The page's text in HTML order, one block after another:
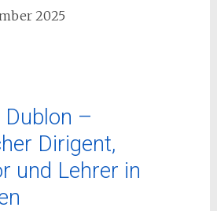
2025
Dublon –
Dirigent,
und Lehrer in